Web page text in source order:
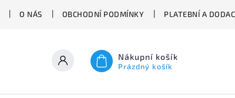
O NÁS OBCHODNÍ PODMÍNKY PLATEBNÍ A
Nákupní košík
Prázdný košík